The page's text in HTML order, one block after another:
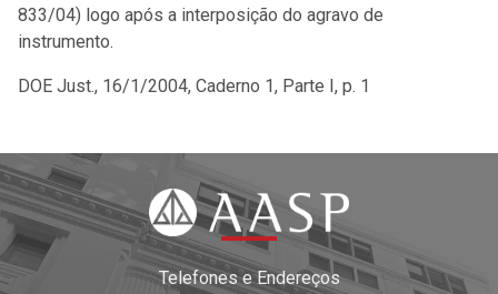
833/04) logo após a interposição do agravo de
instrumento.
DOE Just., 16/1/2004, Caderno 1, Parte I, p. 1
Telefones e Endereços